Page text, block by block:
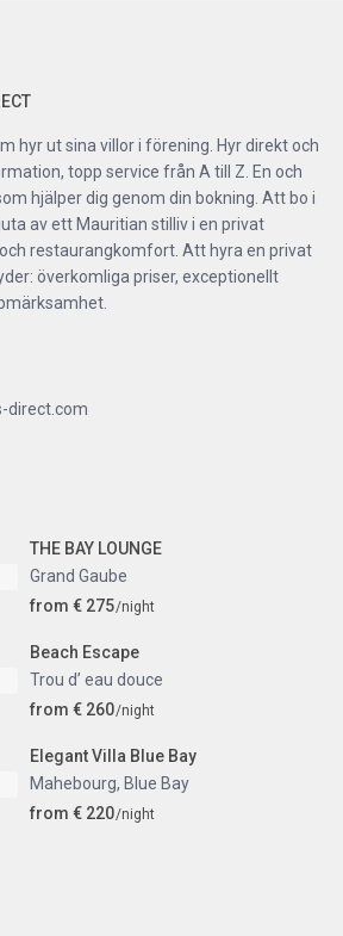
hyr ut sina villor i förening. Hyr direkt och
topp service från A till Z. En och
hjälper dig genom din bokning. Att bo i
av ett Mauritian stilliv i en privat
restaurangkomfort. Att hyra en privat
överkomliga priser, exceptionellt
direct.com
THE BAY LOUNGE
Grand Gaube
from € 275/night
Beach Escape
Trou d’ eau douce
from € 260/night
Elegant Villa Blue Bay
Mahebourg, Blue Bay
from € 220/night